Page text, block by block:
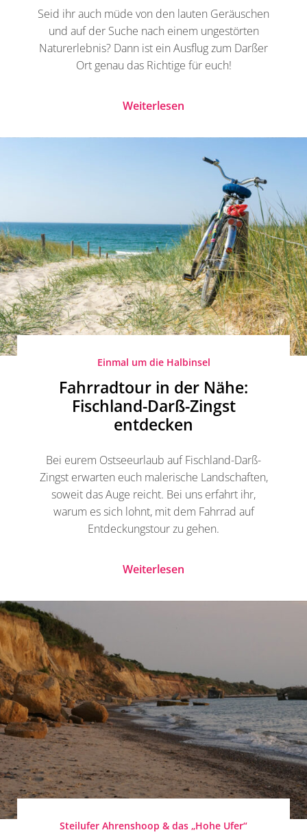
Seid ihr auch müde von den lauten Geräuschen
und auf der Suche nach einem ungestörten
Naturerlebnis? Dann ist ein Ausflug zum Darßer
Ort genau das Richtige für euch!
Weiterlesen
Einmal um die Halbinsel
Fahrradtour in der Nähe:
Fischland-Darß-Zingst
entdecken
Bei eurem Ostseeurlaub auf Fischland-Darß-
Zingst erwarten euch malerische Landschaften,
soweit das Auge reicht. Bei uns erfahrt ihr,
warum es sich lohnt, mit dem Fahrrad auf
Entdeckungstour zu gehen.
Weiterlesen
Steilufer Ahrenshoop & das „Hohe Ufer“